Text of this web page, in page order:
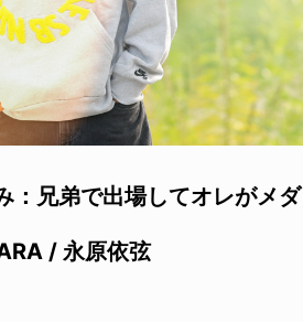
：兄弟で出場してオレがメダ
/ 永原依弦